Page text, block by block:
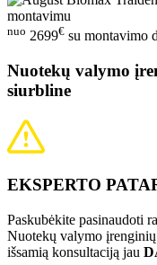
nuo 2699€ su montavimo
Nuotekų valymo
siurbline
EKSPERTO
Paskubėkite pasinaudoti
Nuotekų valymo
išsamią konsultaciją jau